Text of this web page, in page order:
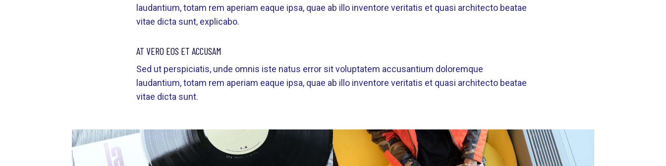
laudantium, totam rem aperiam eaque ipsa, quae ab illo inventore veritatis et quasi architecto beatae
vitae dicta sunt, explicabo.
AT VERO EOS ET ACCUSAM
Sed ut perspiciatis, unde omnis iste natus error sit voluptatem accusantium doloremque
laudantium, totam rem aperiam eaque ipsa, quae ab illo inventore veritatis et quasi architecto beatae
vitae dicta sunt.